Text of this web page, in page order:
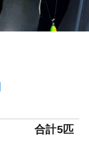
合計5匹